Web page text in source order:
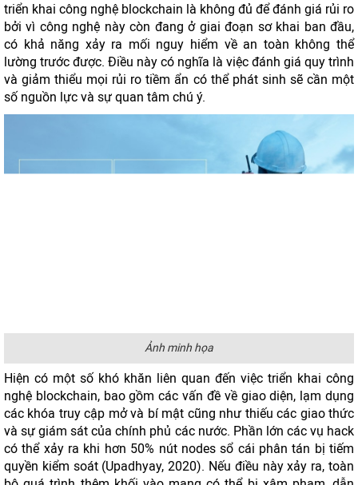
triển khai công nghệ blockchain là không đủ để đánh giá rủi ro
bởi vì công nghệ này còn đang ở giai đoạn sơ khai ban đầu,
có khả năng xảy ra mối nguy hiểm về an toàn không thể
lường trước được. Điều này có nghĩa là việc đánh giá quy trình
và giảm thiểu mọi rủi ro tiềm ẩn có thể phát sinh sẽ cần một
số nguồn lực và sự quan tâm chú ý.
Ảnh minh họa
Hiện có một số khó khăn liên quan đến việc triển khai công
nghệ blockchain, bao gồm các vấn đề về giao diện, lạm dụng
các khóa truy cập mở và bí mật cũng như thiếu các giao thức
và sự giám sát của chính phủ các nước. Phần lớn các vụ hack
có thể xảy ra khi hơn 50% nút nodes sổ cái phân tán bị tiếm
quyền kiểm soát (Upadhyay, 2020). Nếu điều này xảy ra, toàn